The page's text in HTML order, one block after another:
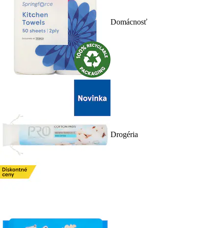
Domácnosť
Drogéria